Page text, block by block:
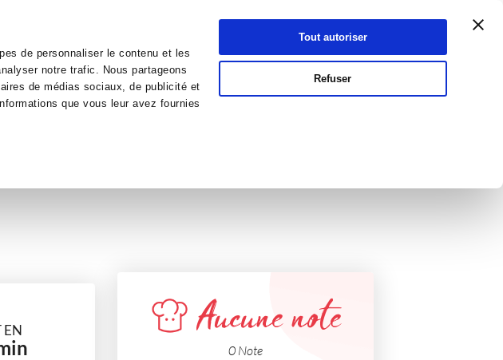
de personnaliser le contenu et les
notre trafic. Nous partageons
de médias sociaux, de publicité et
que vous leur avez fournies
Tout autoriser
Refuser
BOUTIQUE Se connecter
d'hiver
EN Aucune note
0 Note